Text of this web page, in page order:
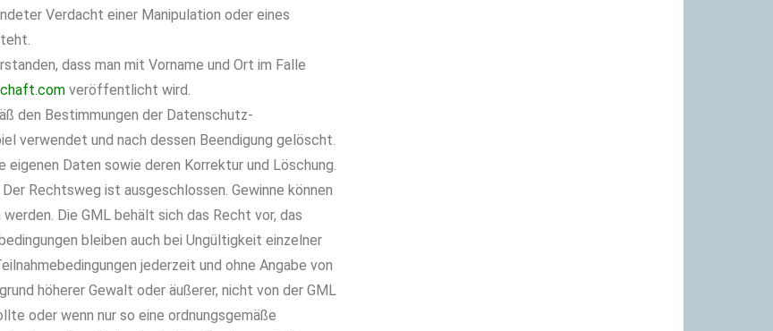
Verdacht einer Manipulation oder eines
dass man mit Vorname und Ort im Falle
veröffentlicht wird.
den Bestimmungen der Datenschutz-
verwendet und nach dessen Beendigung gelöscht.
Daten sowie deren Korrektur und Löschung.
Rechtsweg ist ausgeschlossen. Gewinne können
Die GML behält sich das Recht vor, das
bleiben auch bei Ungültigkeit einzelner
jederzeit und ohne Angabe von
höherer Gewalt oder äußerer, nicht von der GML
oder wenn nur so eine ordnungsgemäße